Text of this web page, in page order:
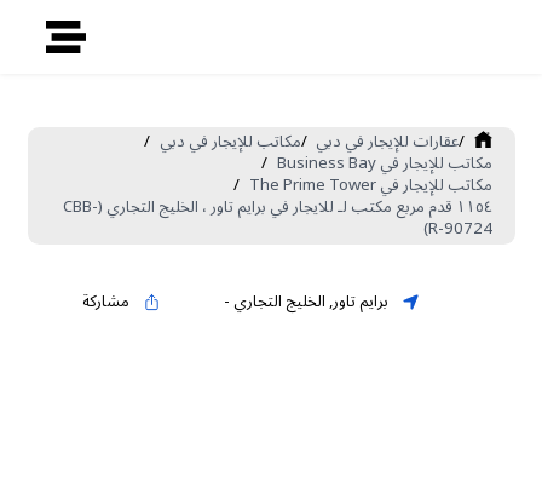
/عقارات للإيجار في دبي /مكاتب للإيجار في دبي /
مكاتب للإيجار في Business Bay /
مكاتب للإيجار في The Prime Tower /
١١٥٤ قدم مربع مكتب لـ للايجار في برايم تاور ، الخليج التجاري (CBB-
R-90724)
برايم تاور,الخليج التجاري- مشاركة